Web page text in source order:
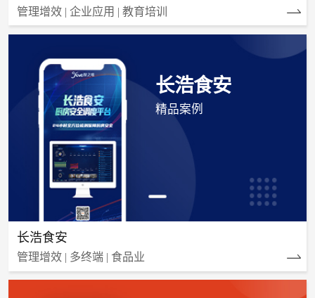
管理增效 | 企业应用 | 教育培训
长浩食安
精品案例
长浩食安
管理增效 | 多终端 | 食品业